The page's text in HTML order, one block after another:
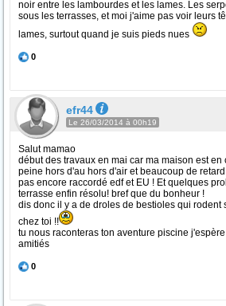
noir entre les lambourdes et les lames. Les
sous les terrasses, et moi j'aime pas voir leurs
lames, surtout quand je suis pieds nues
0
efr44
Le 26/03/2014 à 00h19
Salut mamao
début des travaux en mai car ma maison est en
peine hors d'au hors d'air et beaucoup de
pas encore raccordé edf et EU ! Et quelques
terrasse enfin résolu! bref que du bonheur !
dis donc il y a de droles de bestioles qui rodent
chez toi !!
tu nous raconteras ton aventure piscine
amitiés
0